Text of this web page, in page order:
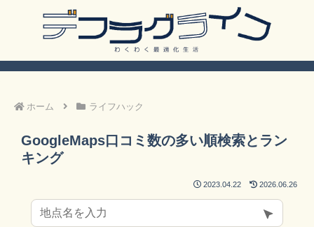
ホーム ライフハック
GoogleMaps口コミ数の多い順検索とラン
キング
2023.04.22 2026.06.26